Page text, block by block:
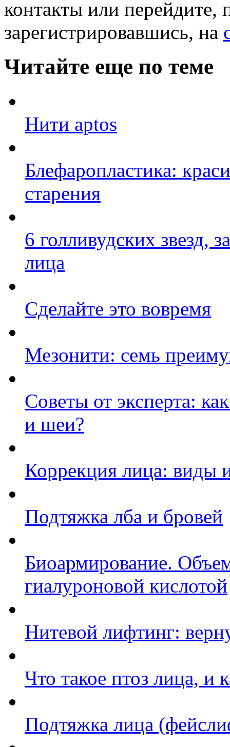
контакты или перейдите,
зарегистрировавшись, на
Читайте еще по теме
Нити aptos
Блефаропластика:
старения
6 голливудских звезд,
лица
Сделайте это вовремя
Мезонити: семь
Советы от эксперта:
и шеи?
Коррекция лица: виды
Подтяжка лба и бровей
Биоармирование.
гиалуроновой кислотой
Нитевой лифтинг:
Что такое птоз лица, и
Подтяжка лица